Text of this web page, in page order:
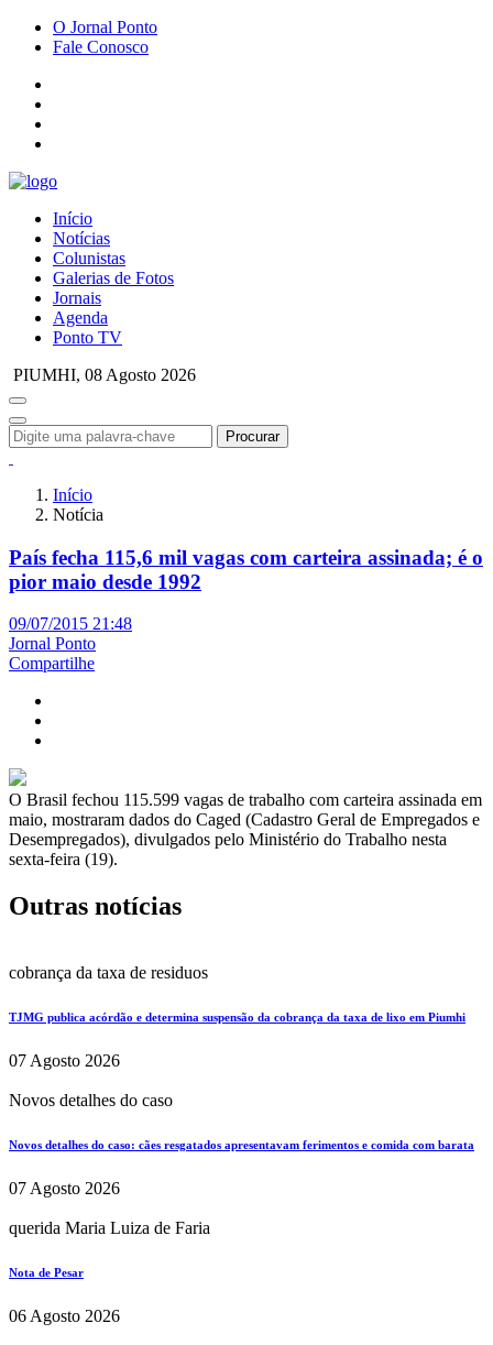
O Jornal Ponto
Fale Conosco
Início
Notícias
Colunistas
Galerias de Fotos
Jornais
Agenda
Ponto TV
PIUMHI, 08 Agosto 2026
Procurar
Início
Notícia
País fecha 115,6 mil vagas com carteira assinada; é o
pior maio desde 1992
09/07/2015 21:48
Jornal Ponto
Compartilhe
O Brasil fechou 115.599 vagas de trabalho com carteira assinada em
maio, mostraram dados do Caged (Cadastro Geral de Empregados e
Desempregados), divulgados pelo Ministério do Trabalho nesta
sexta-feira (19).
Outras notícias
cobrança da taxa de residuos
TJMG publica acórdão e determina suspensão da cobrança da taxa de lixo em Piumhi
07 Agosto 2026
Novos detalhes do caso
Novos detalhes do caso: cães resgatados apresentavam ferimentos e comida com barata
07 Agosto 2026
querida Maria Luiza de Faria
Nota de Pesar
06 Agosto 2026